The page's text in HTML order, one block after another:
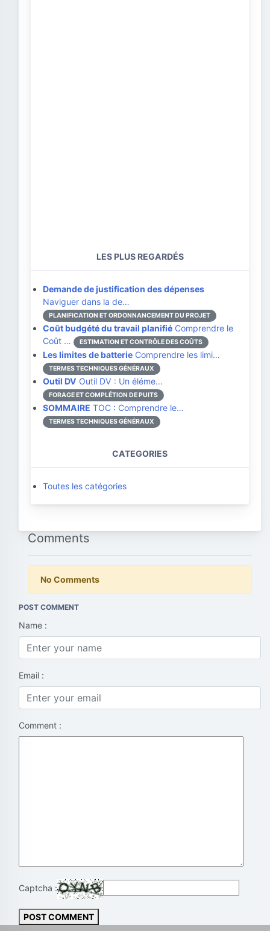
LES PLUS REGARDÉS
Demande de justification des dépenses
Naviguer dans la de…
PLANIFICATION ET ORDONNANCEMENT DU PROJET
Coût budgété du travail planifié Comprendre le
Coût …
ESTIMATION ET CONTRÔLE DES COÛTS
Les limites de batterie Comprendre les limi…
TERMES TECHNIQUES GÉNÉRAUX
Outil DV Outil DV : Un éléme…
FORAGE ET COMPLÉTION DE PUITS
SOMMAIRE TOC : Comprendre le…
TERMES TECHNIQUES GÉNÉRAUX
CATEGORIES
Toutes les catégories
Comments
No Comments
POST COMMENT
Name :
Email :
Comment :
Captcha :
POST COMMENT